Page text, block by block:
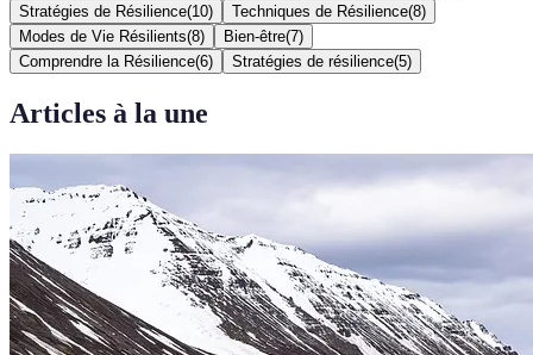
Stratégies de Résilience(10) Techniques de Résilience(8)
Modes de Vie Résilients(8) Bien-être(7)
Comprendre la Résilience(6) Stratégies de résilience(5)
Articles à la une